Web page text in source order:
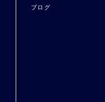
ブログ